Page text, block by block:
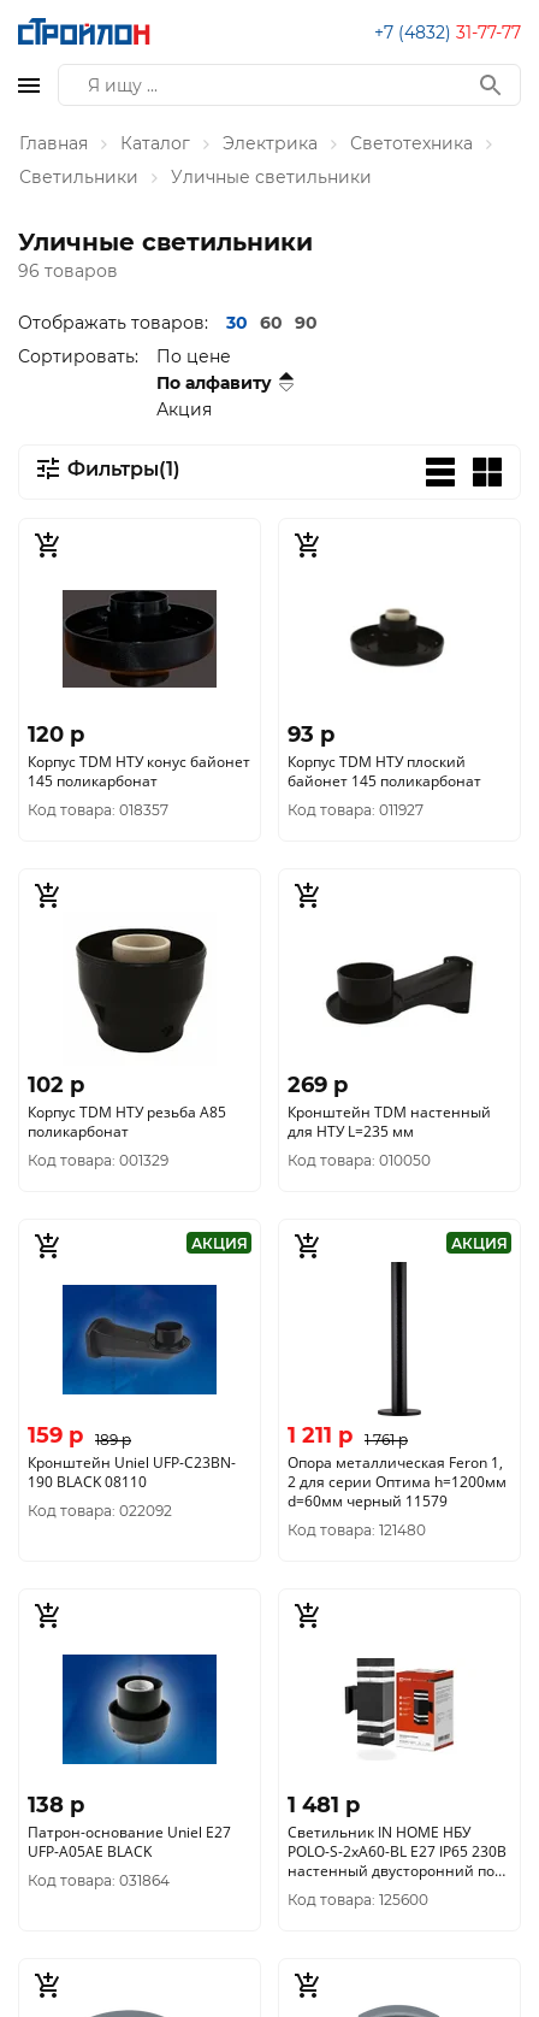
+7 (4832) 31-77-77
Главная Каталог Электрика
Светотехника
Светильники
Уличные светильники
Уличные светильники
96 товаров
Отображать товаров: 30 60
90
Сортировать:
По цене
По алфавиту
Акция
Фильтры(1)
120 p
Корпус TDM НТУ конус байонет
145 поликарбонат
Код товара: 018357
93 p
Корпус TDM НТУ плоский
байонет 145 поликарбонат
Код товара: 011927
102 p
Корпус TDM НТУ резьба А85
поликарбонат
Код товара: 001329
269 p
Кронштейн TDM настенный
для НТУ L=235 мм
Код товара: 010050
АКЦИЯ
159 p 189 p
Кронштейн Uniel UFP-C23BN-
190 BLACK 08110
Код товара: 022092
АКЦИЯ
1 211 p 1 761 p
Опора металлическая Feron 1,
2 для серии Оптима h=1200мм
d=60мм черный 11579
Код товара: 121480
138 p
Патрон-основание Uniel E27
UFP-A05AE BLACK
Код товара: 031864
1 481 p
Светильник IN HOME НБУ
POLO-S-2хA60-BL E27 IP65 230В
настенный двусторонний под
лампу 2хA60 черный
4690612037950
Код товара: 125600